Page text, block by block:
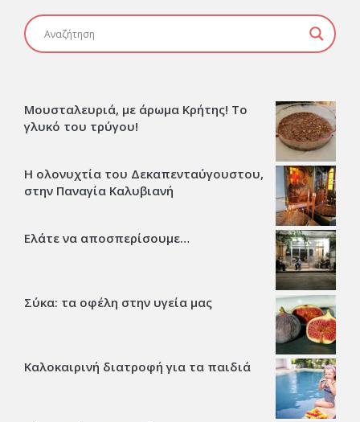
Μουσταλευριά, με άρωμα Κρήτης! Το
γλυκό του τρύγου!
Η ολονυχτία του Δεκαπενταύγουστου,
στην Παναγία Καλυβιανή
Ελάτε να αποσπερίσουμε…
Σύκα: τα οφέλη στην υγεία μας
Καλοκαιρινή διατροφή για τα παιδιά